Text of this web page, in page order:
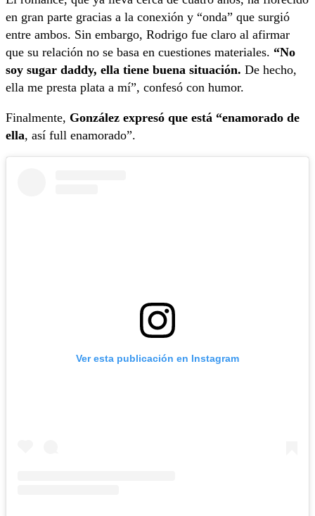
en gran parte gracias a la conexión y “onda” que surgió
entre ambos. Sin embargo, Rodrigo fue claro al afirmar
que su relación no se basa en cuestiones materiales. “No
soy sugar daddy, ella tiene buena situación. De hecho,
ella me presta plata a mí”, confesó con humor.
Finalmente, González expresó que está “enamorado de
ella, así full enamorado”.
Ver esta publicación en Instagram